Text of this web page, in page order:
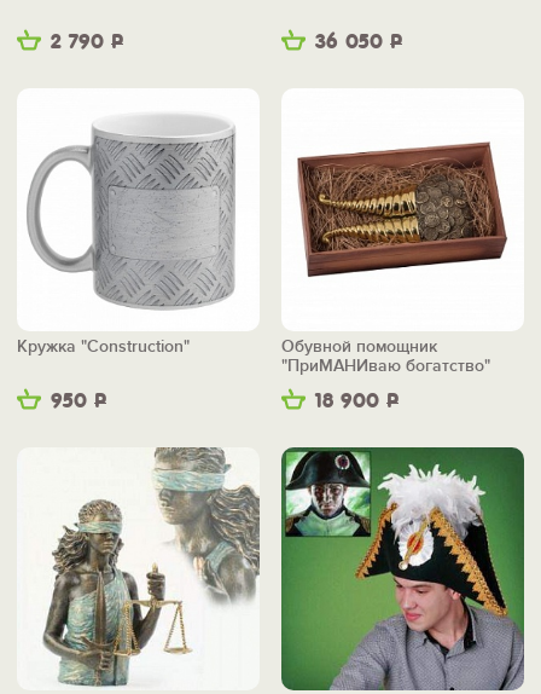
2 790 Р 36 050 Р
950 Р
Кружка "Construction"
18 900 Р
Обувной помощник
"ПриМАНИваю богатство"